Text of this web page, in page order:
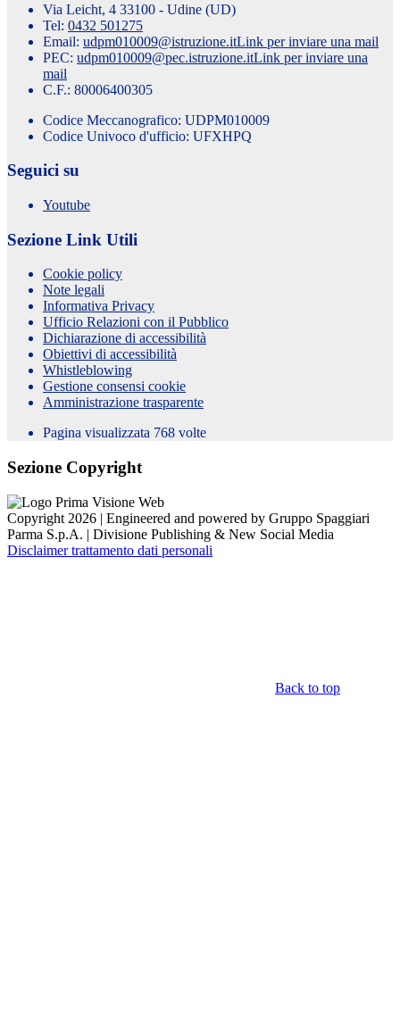
Via Leicht, 4 33100 - Udine (UD)
Tel: 0432 501275
Email: udpm010009@istruzione.itLink per inviare una mail
PEC: udpm010009@pec.istruzione.itLink per inviare una
mail
C.F.: 80006400305
Codice Meccanografico: UDPM010009
Codice Univoco d'ufficio: UFXHPQ
Seguici su
Youtube
Sezione Link Utili
Cookie policy
Note legali
Informativa Privacy
Ufficio Relazioni con il Pubblico
Dichiarazione di accessibilità
Obiettivi di accessibilità
Whistleblowing
Gestione consensi cookie
Amministrazione trasparente
Pagina visualizzata 768 volte
Sezione Copyright
Copyright 2026 | Engineered and powered by Gruppo Spaggiari
Parma S.p.A. | Divisione Publishing & New Social Media
Disclaimer trattamento dati personali
Back to top